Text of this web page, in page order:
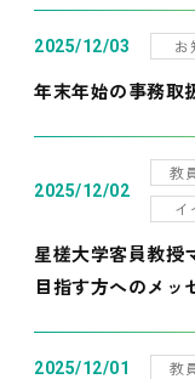
2025/12/03 お
年末年始の事務取
2025/12/02
教
イ
星槎大学客員教授
目指す方へのメッ
2025/12/01 教